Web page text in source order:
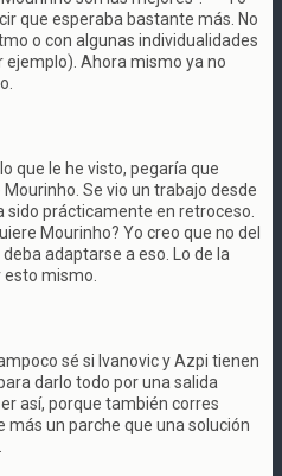
que esperaba bastante más. No
o con algunas individualidades
ejemplo). Ahora mismo ya no
que le he visto, pegaría que
Se vio un trabajo desde
sido prácticamente en retroceso.
Mourinho? Yo creo que no del
adaptarse a eso. Lo de la
mismo.
sé si Ivanovic y Azpi tienen
darlo todo por una salida
así, porque también corres
un parche que una solución